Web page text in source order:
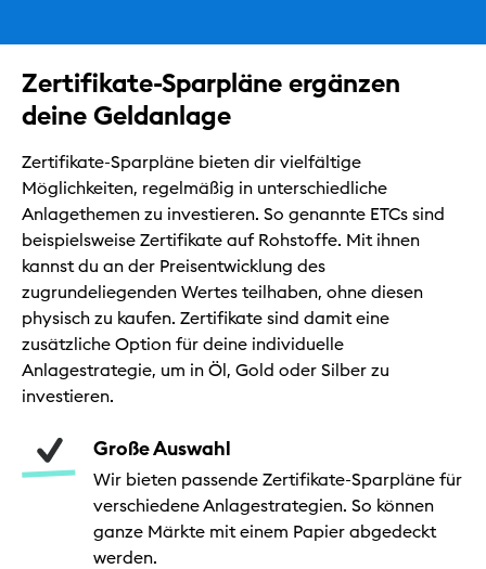
Nachhaltig
Zertifikate-Sparpläne ergänzen
deine Geldanlage
Zertifikate-Sparpläne bieten dir vielfältige
Möglichkeiten, regelmäßig in unterschiedliche
Anlagethemen zu investieren. So genannte ETCs sind
beispielsweise Zertifikate auf Rohstoffe. Mit ihnen
kannst du an der Preisentwicklung des
zugrundeliegenden Wertes teilhaben, ohne diesen
physisch zu kaufen. Zertifikate sind damit eine
zusätzliche Option für deine individuelle
Anlagestrategie, um in Öl, Gold oder Silber zu
investieren.
Große Auswahl
Wir bieten passende Zertifikate-Sparpläne für
verschiedene Anlagestrategien. So können
ganze Märkte mit einem Papier abgedeckt
werden.